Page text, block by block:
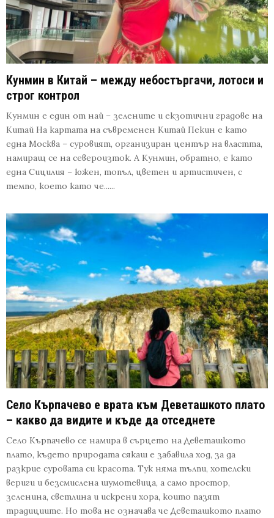
Кунмин в Китай – между небостъргачи, лотоси и
строг контрол
Кунмин е един от най – зелените и екзотични градове на
Китай На картата на съвременен Китай Пекин е като
една Москва – суровият, организиран център на властта,
намиращ се на североизток. А Кунмин, обратно, е като
една Сицилия – южен, топъл, цветен и артистичен, с
темпо, което като че......
Село Кърпачево е врата към Деветашкото плато
– какво да видите и къде да отседнете
Село Кърпачево се намира в сърцето на Деветашкото
плато, където природата сякаш е забавила ход, за да
разкрие суровата си красота. Тук няма тълпи, хотелски
вериги и безсмислена шумотевица, а само простор,
зеленина, светлина и искрени хора, които пазят
традициите. Но това не означава че Деветашкото плато